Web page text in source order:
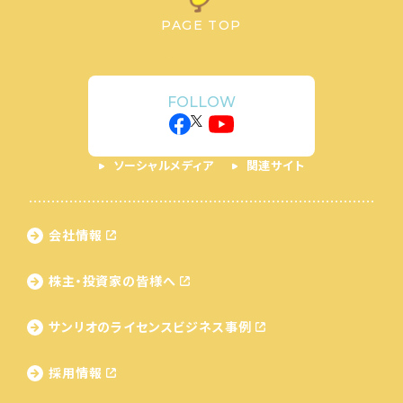
PAGE TOP
FOLLOW
ソーシャルメディア 関連サイト
会社情報
株主・投資家の皆様へ
サンリオのライセンスビジネス事例
採用情報